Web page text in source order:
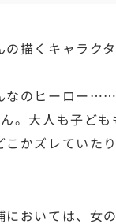
描くキャラクタ
なのヒーロー……
。大人も子ど
かズレていた
においては、女